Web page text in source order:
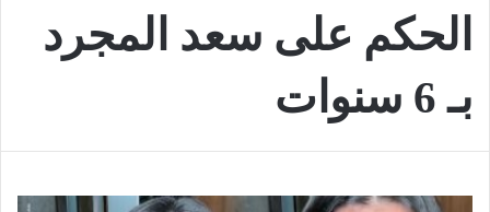
الحكم على سعد المجرد
بـ 6 سنوات